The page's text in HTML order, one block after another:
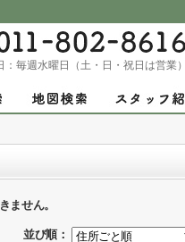
： 毎週水曜日（土・日・祝日は営業）
ません。
並び順：